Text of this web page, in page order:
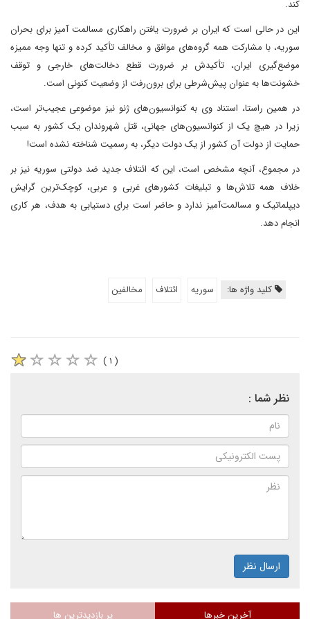
کند.
این در حالی است که ایران بر ضرورت یافتن راهکاری مسالمت آمیز برای بحران
سوریه، با مشارکت همه گروه‌های موافق و مخالف تأکید کرده و تنها وجه ممیزه
موضع‌گیری ایران، تأکیدش بر ضرورت قطع دخالت‌های خارجی و توقف
خشونت‌ها به عنوان پیش‌شرطی برای برون‌رفت از وضعیت کنونی است.
در همین راستا، استناد وی به کنوانسیون‌های ژنو نیز موضوعی عجیب‌تر است،
زیرا در هیچ یک از کنوانسیون‌های جهانی، قتل شهروندان یک کشور به سبب
حمایت از دولت آن کشور از یک دولت دیگر، به رسمیت شناخته نشده است!
در مجموع، آنچه مشخص است، این که ائتلاف جدید ضد دولتی سوریه نیز بر
خلاف همه تلاش‌ها و تبلیغات کشورهای غربی و عربی، کوچک‌ترین گرایش
دیپلماتیک و مسالمت‌آمیز ندارد و حاضر است برای دستیابی به هدف، هر کاری
انجام دهد.
کلید واژه ها: سوریه ائتلاف مخالفین
( ۱ )
نظر شما :
ارسال نظر
آخرین خبرها پر بازدیدترین ها